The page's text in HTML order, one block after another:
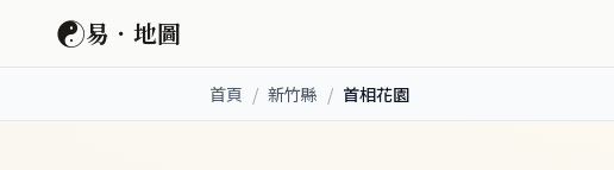
☯易．地圖
首頁 / 新竹縣 / 首相花園